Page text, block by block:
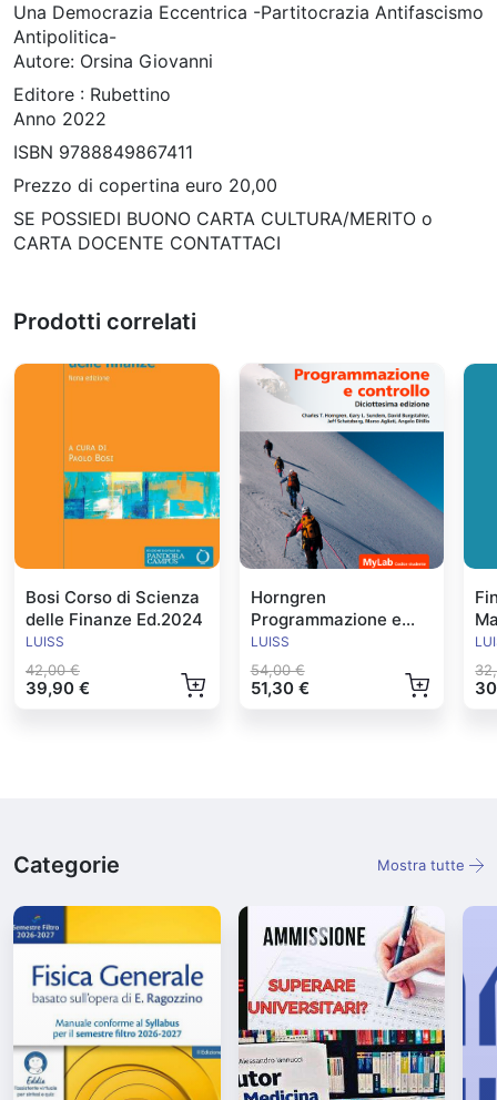
Una Democrazia Eccentrica -Partitocrazia Antifascismo
Antipolitica-
Autore: Orsina Giovanni
Editore : Rubettino
Anno 2022
ISBN 9788849867411
Prezzo di copertina euro 20,00
SE POSSIEDI BUONO CARTA CULTURA/MERITO o
CARTA DOCENTE CONTATTACI
Prodotti correlati
Bosi Corso di Scienza
delle Finanze Ed.2024
LUISS
42,00 €
39,90 €
Horngren
Programmazione e
Controllo Ed.2024
LUISS
54,00 €
51,30 €
Categorie Mostra tutte